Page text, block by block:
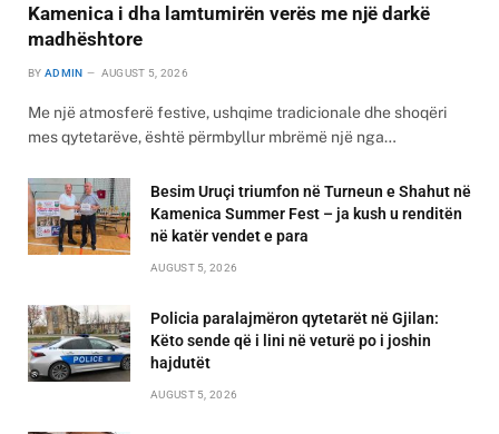
Kamenica i dha lamtumirën verës me një darkë
madhështore
BY ADMIN AUGUST 5, 2026
Me një atmosferë festive, ushqime tradicionale dhe shoqëri
mes qytetarëve, është përmbyllur mbrëmë një nga…
Besim Uruçi triumfon në Turneun e Shahut në
Kamenica Summer Fest – ja kush u renditën
në katër vendet e para
AUGUST 5, 2026
Policia paralajmëron qytetarët në Gjilan:
Këto sende që i lini në veturë po i joshin
hajdutët
AUGUST 5, 2026